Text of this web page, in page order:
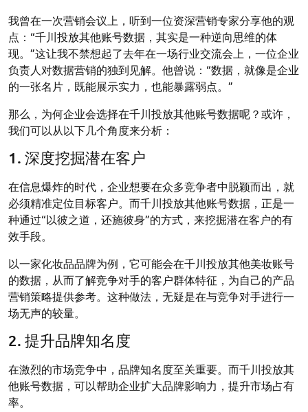
我曾在一次营销会议上，听到一位资深营销专家分享他的观
点：“千川投放其他账号数据，其实是一种逆向思维的体
现。”这让我不禁想起了去年在一场行业交流会上，一位企业
负责人对数据营销的独到见解。他曾说：“数据，就像是企业
的一张名片，既能展示实力，也能暴露弱点。”
那么，为何企业会选择在千川投放其他账号数据呢？或许，
我们可以从以下几个角度来分析：
1. 深度挖掘潜在客户
在信息爆炸的时代，企业想要在众多竞争者中脱颖而出，就
必须精准定位目标客户。而千川投放其他账号数据，正是一
种通过“以彼之道，还施彼身”的方式，来挖掘潜在客户的有
效手段。
以一家化妆品品牌为例，它可能会在千川投放其他美妆账号
的数据，从而了解竞争对手的客户群体特征，为自己的产品
营销策略提供参考。这种做法，无疑是在与竞争对手进行一
场无声的较量。
2. 提升品牌知名度
在激烈的市场竞争中，品牌知名度至关重要。而千川投放其
他账号数据，可以帮助企业扩大品牌影响力，提升市场占有
率。